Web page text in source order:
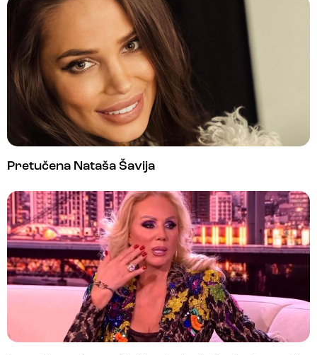
Pretučena Nataša Šavija